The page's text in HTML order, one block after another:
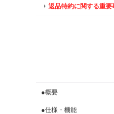
返品特約に関する重要
●概要
●仕様・機能